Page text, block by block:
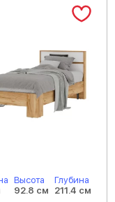
Высота
92.8 см
Глубина
211.4 см